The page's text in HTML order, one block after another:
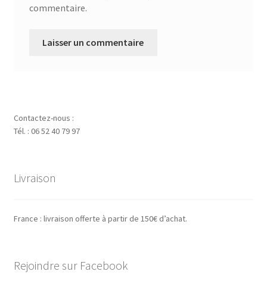
commentaire.
Contactez-nous :
Tél. : 06 52 40 79 97
Livraison
France : livraison offerte à partir de 150€ d’achat.
Rejoindre sur Facebook